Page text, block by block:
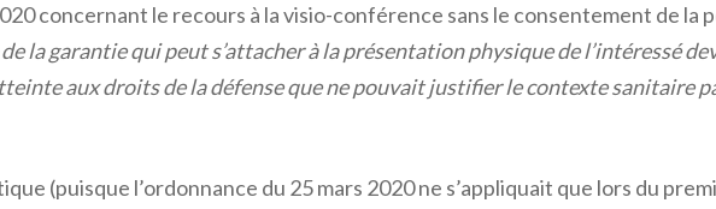
concernant le recours à la visio-conférence sans le consentement de la
la garantie qui peut s’attacher à la présentation physique de l’intéressé
aux droits de la défense que ne pouvait justifier le contexte sanitaire
(puisque l’ordonnance du 25 mars 2020 ne s’appliquait que lors du